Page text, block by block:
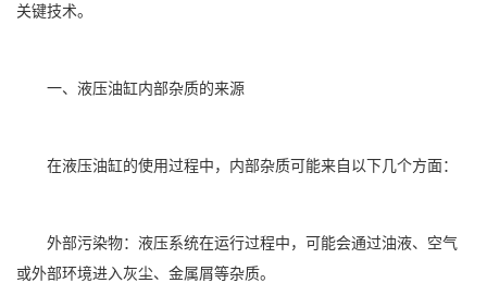
关键技术。
一、液压油缸内部杂质的来源
在液压油缸的使用过程中，内部杂质可能来自以下几个方面：
外部污染物：液压系统在运行过程中，可能会通过油液、空气
或外部环境进入灰尘、金属屑等杂质。